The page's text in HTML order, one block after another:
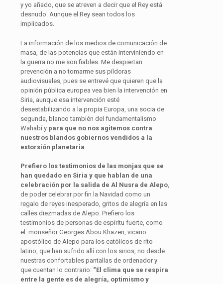
y yo añado, que se atreven a decir que el Rey está
desnudo. Aunque el Rey sean todos los
implicados.
La información de los medios de comunicación de
masa, de las potencias que están interviniendo en
la guerra no me son fiables. Me despiertan
prevención a no tomarme sus píldoras
audiovisuales, pues se entrevé que quieren que la
opinión pública europea vea bien la intervención en
Siria, aunque esa intervención esté
desestabilizando a la propia Europa, una socia de
segunda, blanco también del fundamentalismo
Wahabí y para que no nos agitemos contra
nuestros blandos gobiernos vendidos a la
extorsión planetaria
Prefiero los testimonios de las monjas que se
han quedado en Siria y que hablan de una
celebración por la salida de Al Nusra de Alepo,
de poder celebrar por fin la Navidad como un
regalo de reyes inesperado, gritos de alegría en las
calles diezmadas de Alepo. Prefiero los
testimonios de personas de espíritu fuerte, como
el monseñor Georges Abou Khazen, vicario
apostólico de Alepo para los católicos de rito
latino, que han sufrido allí con los sirios, no desde
nuestras confortables pantallas de ordenador y
que cuentan lo contrario: “El clima que se respira
entre la gente es de alegría, optimismo y